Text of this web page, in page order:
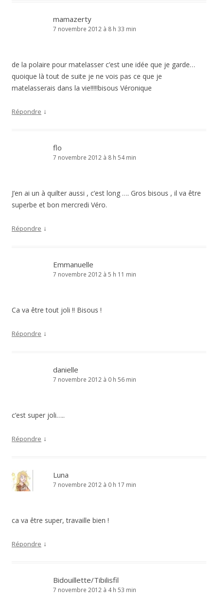
mamazerty
7 novembre 2012 à 8 h 33 min
de la polaire pour matelasser c’est une idée que je garde…
quoique là tout de suite je ne vois pas ce que je
matelasserais dans la vie!!!!!bisous Véronique
Répondre ↓
flo
7 novembre 2012 à 8 h 54 min
J’en ai un à quilter aussi , c’est long …. Gros bisous , il va être
superbe et bon mercredi Véro.
Répondre ↓
Emmanuelle
7 novembre 2012 à 5 h 11 min
Ca va être tout joli !! Bisous !
Répondre ↓
danielle
7 novembre 2012 à 0 h 56 min
c’est super joli…..
Répondre ↓
Luna
7 novembre 2012 à 0 h 17 min
ca va être super, travaille bien !
Répondre ↓
Bidouillette/Tibilisfil
7 novembre 2012 à 4 h 53 min